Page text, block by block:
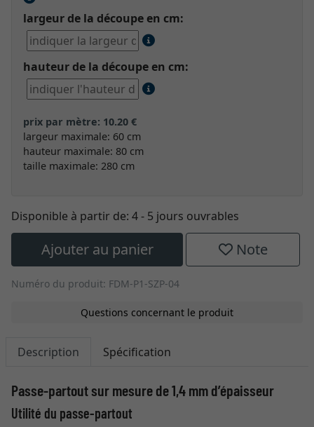
largeur de la découpe en cm:
hauteur de la découpe en cm:
prix par mètre: 10.20 €
largeur maximale: 60 cm
hauteur maximale: 80 cm
taille maximale: 280 cm
Disponible à partir de: 4 - 5 jours ouvrables
Ajouter au panier Note
Numéro du produit: FDM-P1-SZP-04
Questions concernant le produit
Description Spécification
Passe-partout sur mesure de 1,4 mm d’épaisseur
Utilité du passe-partout